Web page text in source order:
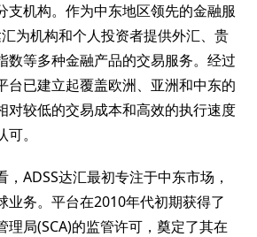
支机构。作为中东地区领先的金融服
为机构和个人投资者提供外汇、贵
数等多种金融产品的交易服务。经过
台已建立起覆盖欧洲、亚洲和中东的
对较低的交易成本和高效的执行速度
。
ADSS达汇最初专注于中东市场，
业务。平台在2010年代初期获得了
理局(SCA)的监管许可，奠定了其在